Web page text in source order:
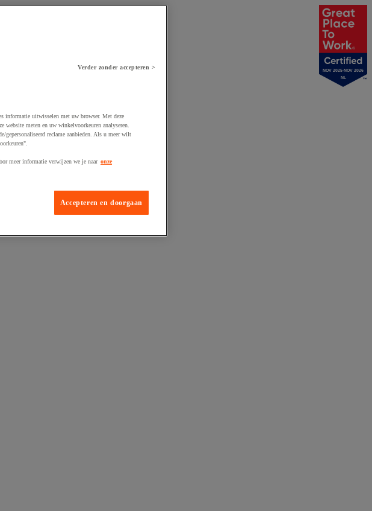
NOV 2025-NOV 2026
NL
Verder zonder accepteren >
informatie uitwisselen met uw browser. Met deze
website meten en uw winkelvoorkeuren analyseren.
gepersonaliseerd reclame aanbieden. Als u meer wilt
meer informatie verwijzen we je naar onze
Accepteren en doorgaan